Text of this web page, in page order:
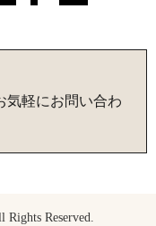
気軽にお問い合わ
Reserved.